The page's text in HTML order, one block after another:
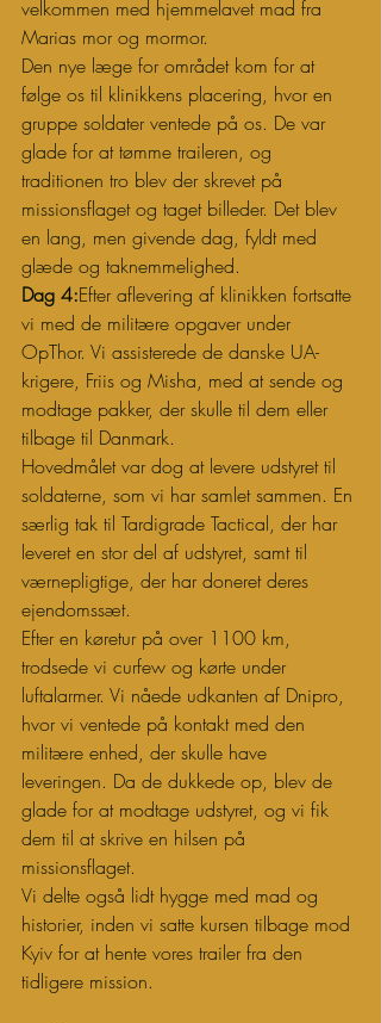
velkommen med hjemmelavet mad fra
Marias mor og mormor.
Den nye læge for området kom for at
følge os til klinikkens placering, hvor en
gruppe soldater ventede på os. De var
glade for at tømme traileren, og
traditionen tro blev der skrevet på
missionsflaget og taget billeder. Det blev
en lang, men givende dag, fyldt med
glæde og taknemmelighed.
Dag 4:Efter aflevering af klinikken fortsatte
vi med de militære opgaver under
OpThor. Vi assisterede de danske UA-
krigere, Friis og Misha, med at sende og
modtage pakker, der skulle til dem eller
tilbage til Danmark.
Hovedmålet var dog at levere udstyret til
soldaterne, som vi har samlet sammen. En
særlig tak til Tardigrade Tactical, der har
leveret en stor del af udstyret, samt til
værnepligtige, der har doneret deres
ejendomssæt.
Efter en køretur på over 1100 km,
trodsede vi curfew og kørte under
luftalarmer. Vi nåede udkanten af Dnipro,
hvor vi ventede på kontakt med den
militære enhed, der skulle have
leveringen. Da de dukkede op, blev de
glade for at modtage udstyret, og vi fik
dem til at skrive en hilsen på
missionsflaget.
Vi delte også lidt hygge med mad og
historier, inden vi satte kursen tilbage mod
Kyiv for at hente vores trailer fra den
tidligere mission.